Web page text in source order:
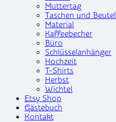
Muttertag
Taschen und Beutel
Material
Kaffeebecher
Büro
Schlüsselanhänger
Hochzeit
T-Shirts
Herbst
Wichtel
Etsy Shop
Gästebuch
Kontakt